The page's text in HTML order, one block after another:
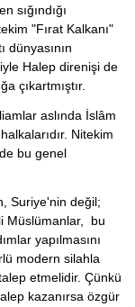
sığındığı
"Fırat Kalkanı"
dünyasının
Halep direnişi de
çıkartmıştır.
aslında İslâm
Nitekim
bu genel
Suriye'nin değil;
Müslümanlar, bu
yapılmasını
modern silahla
etmelidir. Çünkü
kazanırsa özgür